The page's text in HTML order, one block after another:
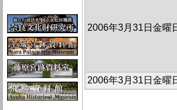
2006年3月31日金曜
2006年3月31日金曜